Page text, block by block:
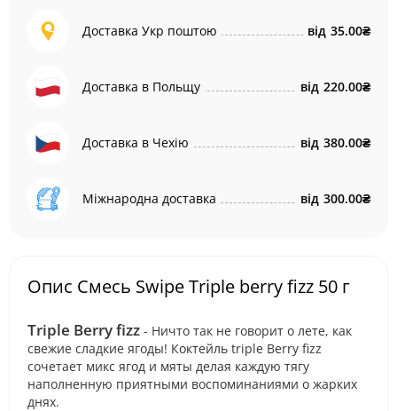
Доставка Укр поштою від 35.00₴
Доставка в Польщу від 220.00₴
Доставка в Чехію від 380.00₴
Міжнародна доставка від 300.00₴
Опис Cмесь Swipe Triple berry fizz 50 г
Triple Berry fizz - Ничто так не говорит о лете, как
свежие сладкие ягоды! Коктейль triple Berry fizz
сочетает микс ягод и мяты делая каждую тягу
наполненную приятными воспоминаниями о жарких
днях.